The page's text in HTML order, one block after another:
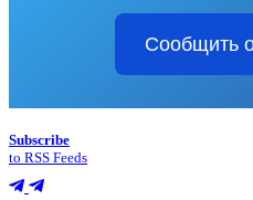
Сообщить
Subscribe
to RSS Feeds